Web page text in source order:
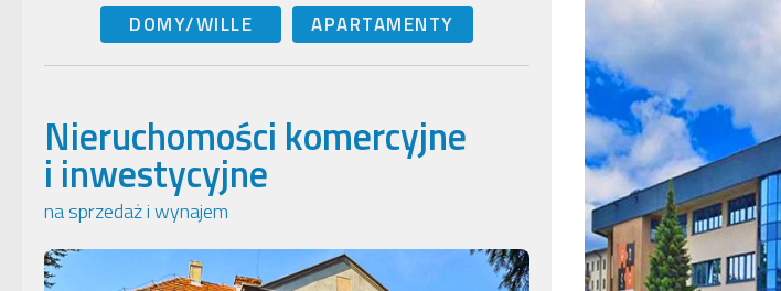
DOMY/WILLE
APARTAMENTY
Nieruchomości komercyjne
i inwestycyjne
na sprzedaż i wynajem